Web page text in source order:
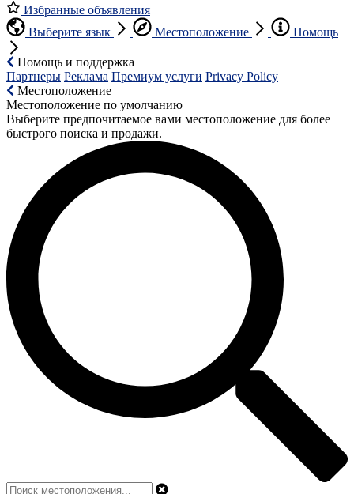
Избранные объявления
Выберите язык
Местоположение Помощь
Помощь и поддержка
Партнеры Реклама Премиум услуги Privacy Policy
Местоположение
Местоположение по умолчанию
Выберите предпочитаемое вами местоположение для более
быстрого поиска и продажи.